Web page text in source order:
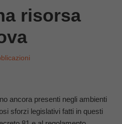
risorsa
ancora presenti negli ambienti
sforzi legislativi fatti in questi